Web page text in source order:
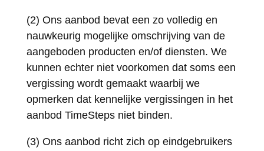
(2) Ons aanbod bevat een zo volledig en
nauwkeurig mogelijke omschrijving van de
aangeboden producten en/of diensten. We
kunnen echter niet voorkomen dat soms een
vergissing wordt gemaakt waarbij we
opmerken dat kennelijke vergissingen in het
aanbod TimeSteps niet binden.
(3) Ons aanbod richt zich op eindgebruikers